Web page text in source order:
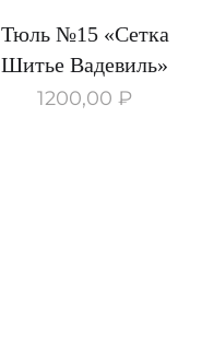
Тюль №15 «Сетка
Шитье Вадевиль»
1200,00₽